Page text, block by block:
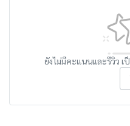
ยังไม่มีคะแนนและรีวิว